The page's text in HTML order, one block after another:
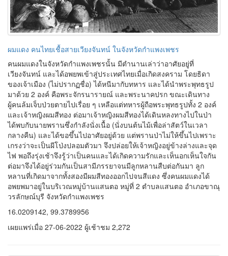
ผมแดง คนไทยเชื้อสายเวียงจันทน์ ในจังหวัดกำแพงเพชร
คนผมแดงในจังหวัดกำแพงเพชรนั้น มีตำนานเล่าว่าอาศัยอยู่ที่
เวียงจันทน์ และได้อพยพเข้าสู่ประเทศไทยเมื่อเกิดสงคราม โดยธิดา
ของเจ้าเมือง (ไม่ปรากฏชื่อ) ได้หนีมากับทหาร และได้นำพระพุทธรูป
มาด้วย 2 องค์ คือพระจักรนารายณ์ และพระนาคปรก ขณะเดินทาง
ผู้คนล้มเจ็บป่วยตายไปเรื่อย ๆ เหลือแต่ทหารผู้ถือพระพุทธรูปทั้ง 2 องค์
และเจ้าหญิงผมสีทอง ต่อมาเจ้าหญิงผมสีทองได้เดินหลงทางไปในป่า
ได้พบกับนายพรานซึ่งกำลังนั่งเนื้อ (นั่งบนต้นไม้เพื่อล่าสัตว์ในเวลา
กลางคืน) และได้ขอขึ้นไปอาศัยอยู่ด้วย แต่พรานป่าไม่ให้ขึ้นไปเพราะ
เกรงว่าจะเป็นผีโป่งปลอมตัวมา จึงปล่อยให้เจ้าหญิงอยู่ข้างล่างและจุด
ไฟ พอถึงรุ่งเช้าจึงรู้ว่าเป็นคนและได้เกิดความรักและเห็นอกเห็นใจกัน
ต่อมาจึงได้อยู่ร่วมกันเป็นสามีภรรยาจนมีลูกหลานสืบต่อกันมา ลูก
หลานที่เกิดมาจากทั้งสองมีผมสีทองออกไปจนสีแดง ซึ่งคนผมแดงได้
อพยพมาอยู่ในบริเวณหมู่บ้านแสนตอ หมู่ที่ 2 ตำบลแสนตอ อำเภอขาณุ
วรลักษณ์บุรี จังหวัดกำแพงเพชร
16.0209142, 99.3789956
เผยแพร่เมื่อ 27-06-2022 ผู้เช้าชม 2,272